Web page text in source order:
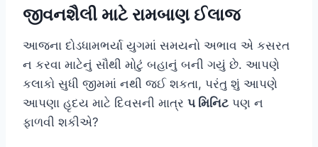
જીવનશૈલી માટે રામબાણ ઈલાજ
આજના દોડધામભર્યા યુગમાં સમયનો અભાવ એ કસરત
ન કરવા માટેનું સૌથી મોટું બહાનું બની ગયું છે. આપણે
કલાકો સુધી જીમમાં નથી જઈ શકતા, પરંતુ શું આપણે
આપણા હૃદય માટે દિવસની માત્ર ૫ મિનિટ પણ ન
ફાળવી શકીએ?